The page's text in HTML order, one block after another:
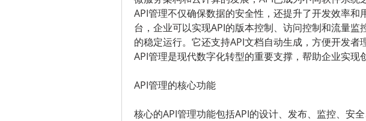
API管理不仅确保数据的安全性，还提升了开发效率和
台，企业可以实现API的版本控制、访问控制和流量监
的稳定运行。它还支持API文档自动生成，方便开发者
API管理是现代数字化转型的重要支撑，帮助企业实现
API管理的核心功能
核心的API管理功能包括API的设计、发布、监控、安